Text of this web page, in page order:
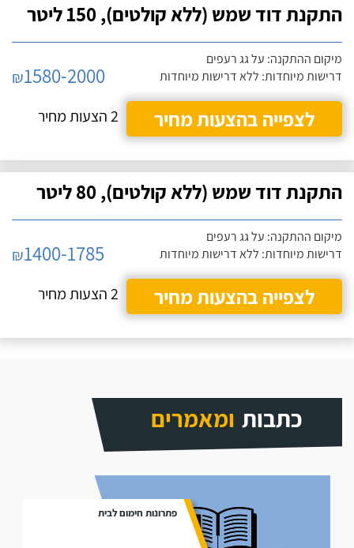
התקנת דוד שמש (ללא קולטים), 150 ליטר
מיקום ההתקנה: על גג רעפים
דרישות מיוחדות: ללא דרישות מיוחדות
₪1580-2000
לצפייה בהצעות מחיר
2 הצעות מחיר
התקנת דוד שמש (ללא קולטים), 80 ליטר
מיקום ההתקנה: על גג רעפים
דרישות מיוחדות: ללא דרישות מיוחדות
₪1400-1785
לצפייה בהצעות מחיר
2 הצעות מחיר
כתבות ומאמרים
פתרונות חימום לבית